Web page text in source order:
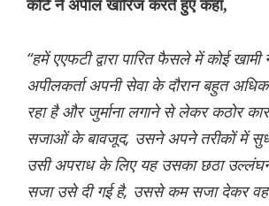
कोर्ट ने अपील खारिज करते हुए कहा,
“हमें एएफटी द्वारा पारित फैसले में कोई खामी
अपीलकर्ता अपनी सेवा के दौरान बहुत
रहा है और जुर्माना लगाने से लेकर कठोर
सजाओं के बावजूद, उसने अपने तरीकों में
उसी अपराध के लिए यह उसका छठा
सजा उसे दी गई है, उससे कम सजा देकर वह